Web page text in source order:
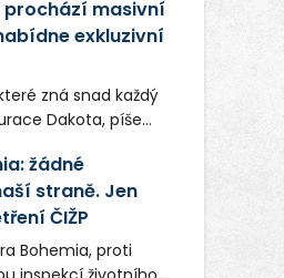
prochází masivní
exkluzivní
zná snad každý
Dakota, píše
Investment Group
projektu přes 50
je přinést
gastronomické
regionu dosud
žádné
straně. Jen
ČIŽP
Bohemia, proti